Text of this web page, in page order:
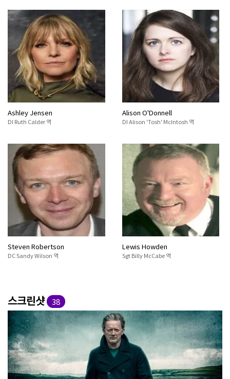
Ashley Jensen
DI Ruth Calder 역
Alison O'Donnell
DI Alison 'Tosh' McIntosh 역
Steven Robertson
DC Sandy Wilson 역
Lewis Howden
Sgt Billy McCabe 역
스크린샷 38